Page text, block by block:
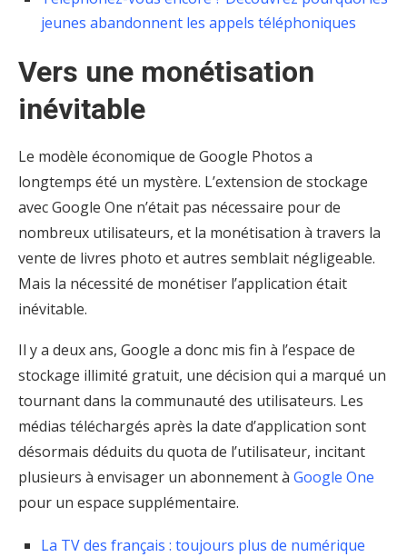
jeunes abandonnent les appels téléphoniques
Vers une monétisation
inévitable
Le modèle économique de Google Photos a
longtemps été un mystère. L’extension de stockage
avec Google One n’était pas nécessaire pour de
nombreux utilisateurs, et la monétisation à travers la
vente de livres photo et autres semblait négligeable.
Mais la nécessité de monétiser l’application était
inévitable.
Il y a deux ans, Google a donc mis fin à l’espace de
stockage illimité gratuit, une décision qui a marqué un
tournant dans la communauté des utilisateurs. Les
médias téléchargés après la date d’application sont
désormais déduits du quota de l’utilisateur, incitant
plusieurs à envisager un abonnement à Google One
pour un espace supplémentaire.
La TV des français : toujours plus de numérique